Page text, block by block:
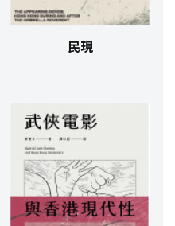
民現